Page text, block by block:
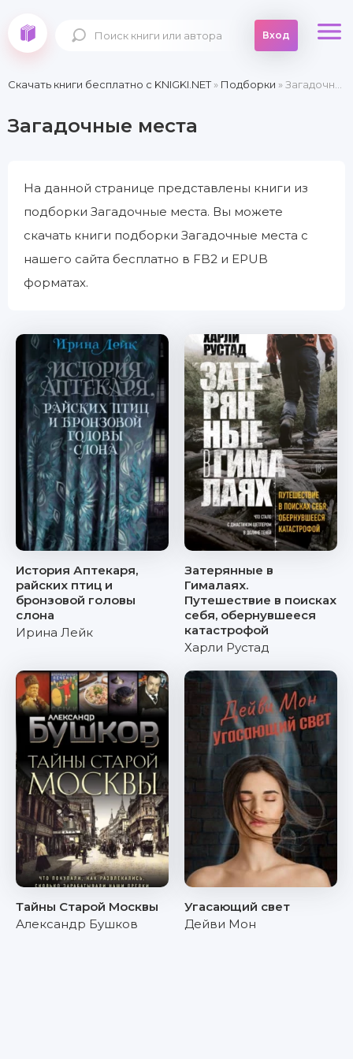
Вход
Скачать книги бесплатно c KNIGKI.NET» Подборки » Загадочные места
Загадочные места
На данной странице представлены книги из
подборки Загадочные места. Вы можете
скачать книги подборки Загадочные места с
нашего сайта бесплатно в FB2 и EPUB
форматах.
История Аптекаря,
райских птиц и
бронзовой головы
слона
Ирина Лейк
Затерянные в
Гималаях.
Путешествие в поисках
себя, обернувшееся
катастрофой
Харли Рустад
Тайны Старой Москвы
Александр Бушков
Угасающий свет
Дейви Мон